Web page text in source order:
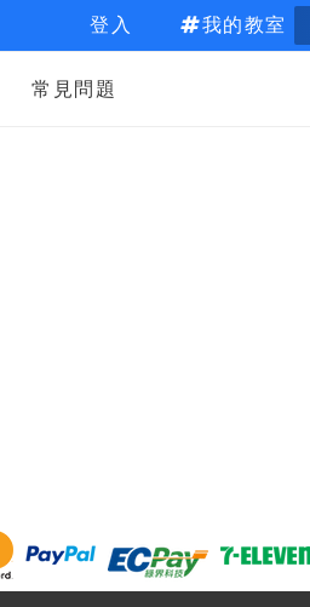
登入 我的教室
常見問題